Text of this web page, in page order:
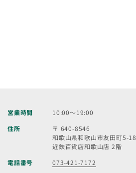
営業時間
10:00～19:00
住所
〒 640-8546
和歌山県和歌山市友田町5-18
近鉄百貨店和歌山店 2階
電話番号
073-421-7172